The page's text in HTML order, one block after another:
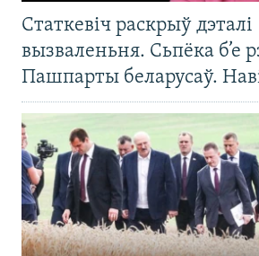
Статкевіч раскрыў дэталі
вызваленьня. Сьпёка б’е
Пашпарты беларусаў.